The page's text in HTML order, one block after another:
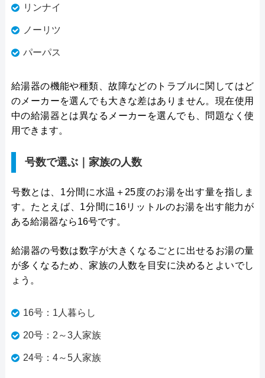
リンナイ
ノーリツ
パーパス
給湯器の機能や種類、故障などのトラブルに関してはど
のメーカーを選んでも大きな差はありません。現在使用
中の給湯器とは異なるメーカーを選んでも、問題なく使
用できます。
号数で選ぶ｜家族の人数
号数とは、1分間に水温＋25度のお湯を出す量を指しま
す。たとえば、1分間に16リットルのお湯を出す能力が
ある給湯器なら16号です。
給湯器の号数は数字が大きくなるごとに出せるお湯の量
が多くなるため、家族の人数を目安に決めるとよいでし
ょう。
16号：1人暮らし
20号：2～3人家族
24号：4～5人家族